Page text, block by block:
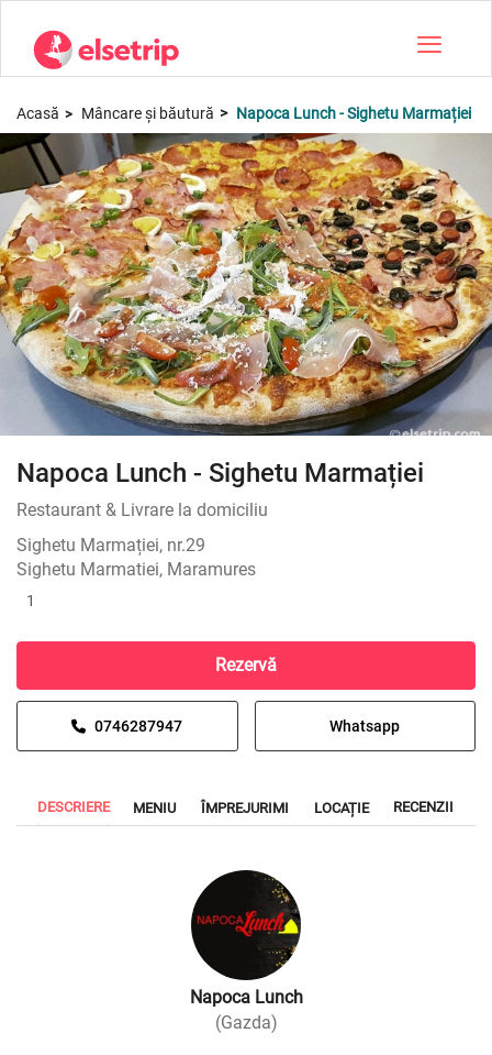
Toggle
Acasă Mâncare și băutură Napoca Lunch - Sighetu Marmației
Napoca Lunch - Sighetu Marmației
Restaurant & Livrare la domiciliu
Sighetu Marmației, nr.29
Sighetu Marmatiei, Maramures
1
Rezervă
0746287947 Whatsapp
DESCRIERE MENIU ÎMPREJURIMI LOCAȚIE RECENZII
Napoca Lunch
(Gazda)